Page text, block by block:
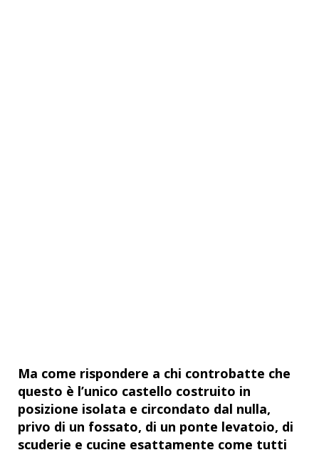
Ma come rispondere a chi controbatte che
questo è l’unico castello costruito in
posizione isolata e circondato dal nulla,
privo di un fossato, di un ponte levatoio, di
scuderie e cucine esattamente come tutti